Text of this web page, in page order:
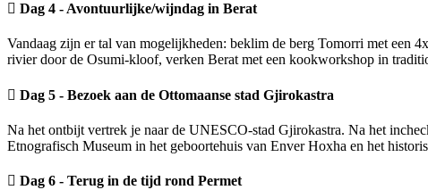
Dag 4 - Avontuurlijke/wijndag in Berat
Vandaag zijn er tal van mogelijkheden: beklim de berg Tomorri met een
rivier door de Osumi-kloof, verken Berat met een kookworkshop in
Dag 5 - Bezoek aan de Ottomaanse stad Gjirokastra
Na het ontbijt vertrek je naar de UNESCO-stad Gjirokastra. Na het
Etnografisch Museum in het geboortehuis van Enver Hoxha en het
Dag 6 - Terug in de tijd rond Permet